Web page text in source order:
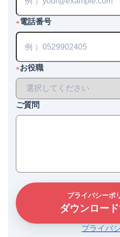
*電話番号
*お役職
ご質問
プライバシーポ
ダウンロード
プライバ